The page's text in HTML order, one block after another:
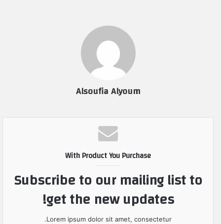
Alsoufia Alyoum
With Product You Purchase
Subscribe to our mailing list to
get the new updates!
Lorem ipsum dolor sit amet, consectetur.